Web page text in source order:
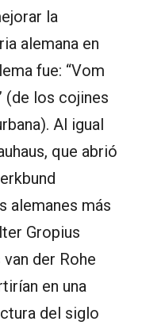
la
alemana en
fue: “Vom
(de los cojines
Al igual
que abrió
alemanes más
Gropius
der Rohe
en una
del siglo